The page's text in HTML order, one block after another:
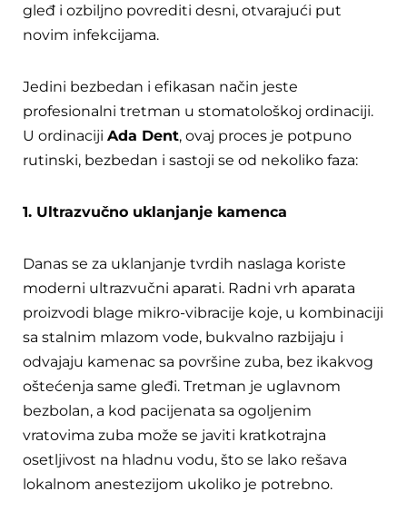
gleđ i ozbiljno povrediti desni, otvarajući put
novim infekcijama.
Jedini bezbedan i efikasan način jeste
profesionalni tretman u stomatološkoj ordinaciji.
U ordinaciji Ada Dent, ovaj proces je potpuno
rutinski, bezbedan i sastoji se od nekoliko faza:
1. Ultrazvučno uklanjanje kamenca
Danas se za uklanjanje tvrdih naslaga koriste
moderni ultrazvučni aparati. Radni vrh aparata
proizvodi blage mikro-vibracije koje, u kombinaciji
sa stalnim mlazom vode, bukvalno razbijaju i
odvajaju kamenac sa površine zuba, bez ikakvog
oštećenja same gleđi. Tretman je uglavnom
bezbolan, a kod pacijenata sa ogoljenim
vratovima zuba može se javiti kratkotrajna
osetljivost na hladnu vodu, što se lako rešava
lokalnom anestezijom ukoliko je potrebno.